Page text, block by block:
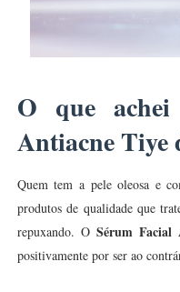
O que
Antiacne Tiye
Quem tem a pele oleosa e
produtos de qualidade que
repuxando. O Sérum Facial
positivamente por ser ao